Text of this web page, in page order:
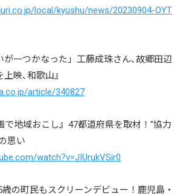
local/kyushu/news/20230904-OYT
が一つかなった」工藤成珠さん､故郷田辺
映､和歌山』
article/340827
で地域おこし』47都道府県を取材！"協力
思い
watch?v=JIUrukVSir0
の町民もスクリーンデビュー！鹿児島・